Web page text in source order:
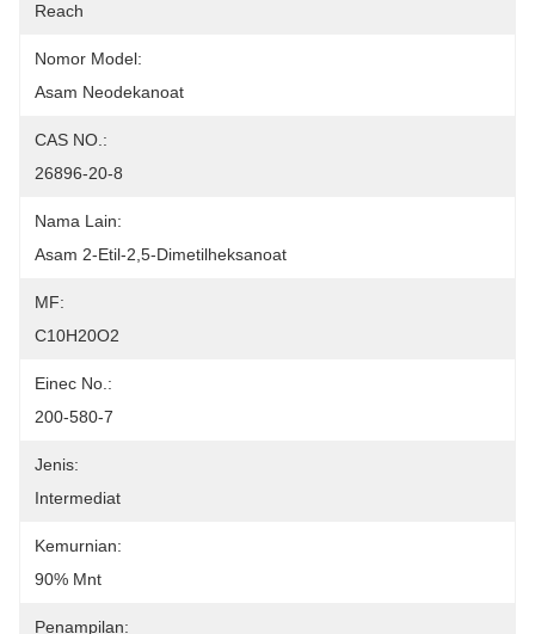
Reach
Nomor Model:
Asam Neodekanoat
CAS NO.:
26896-20-8
Nama Lain:
Asam 2-Etil-2,5-Dimetilheksanoat
MF:
C10H20O2
Einec No.:
200-580-7
Jenis:
Intermediat
Kemurnian:
90% Mnt
Penampilan: